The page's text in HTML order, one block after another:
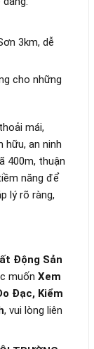
3km, dễ
cho những
mái,
hữu, an ninh
400m, thuận
năng để
lý rõ ràng,
Động Sản
muốn Xem
Đạc, Kiểm
, vui lòng liên